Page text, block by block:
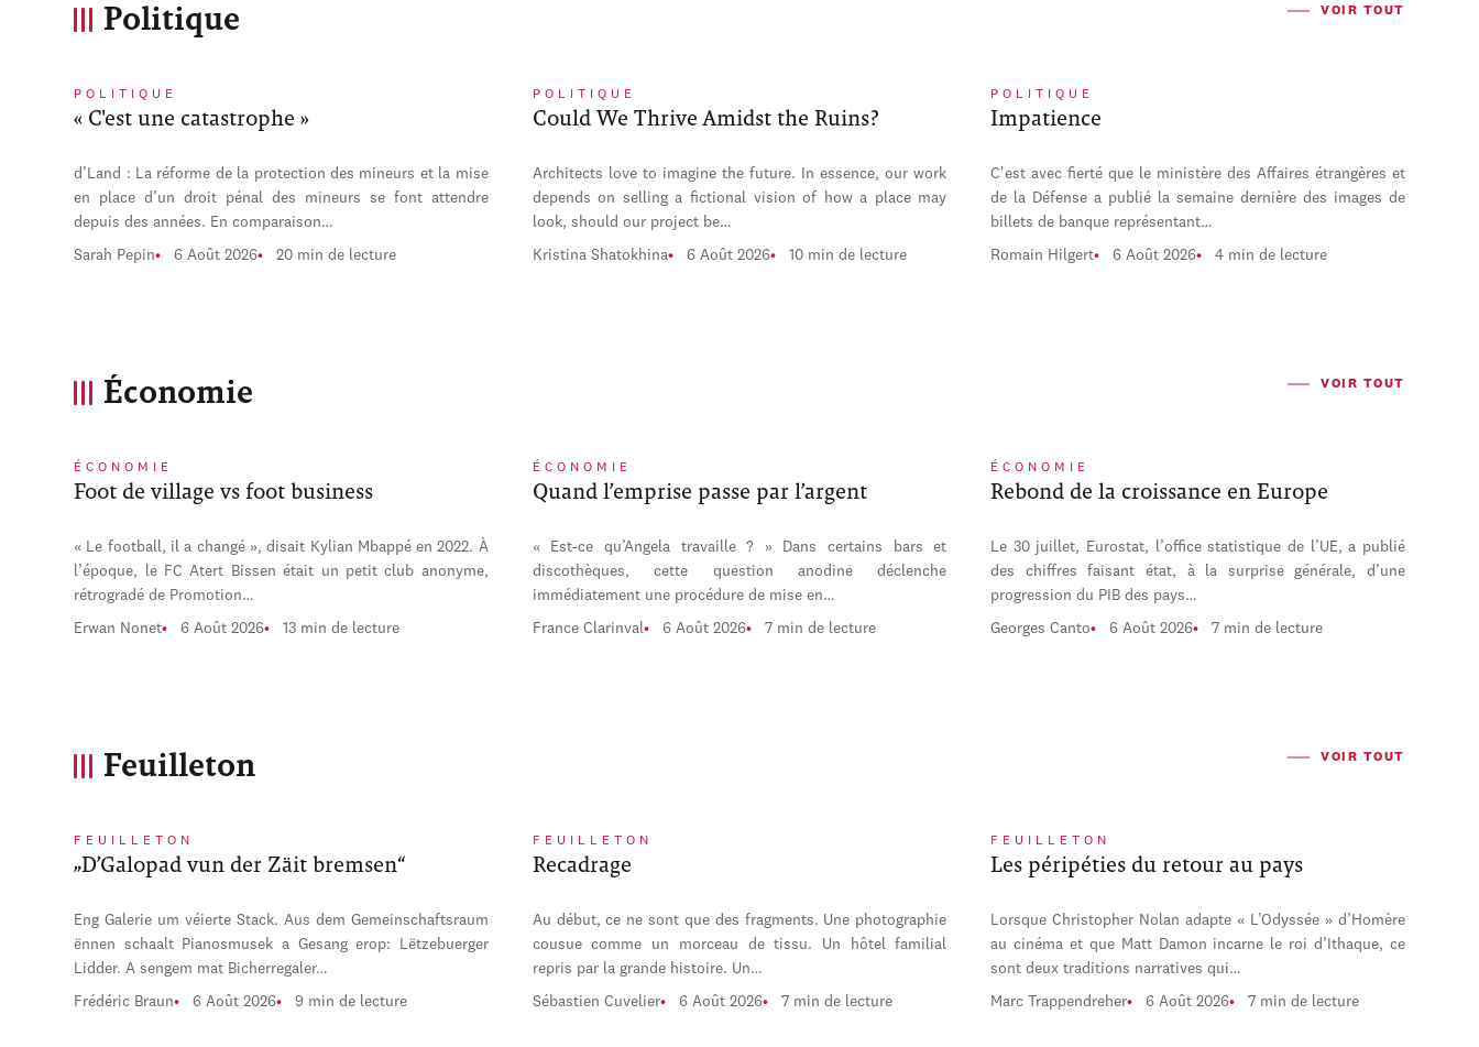
Politique VOIR TOUT
POLITIQUE
« C'est une catastrophe »
d’Land : La réforme de la protection des mineurs et la mise
en place d’un droit pénal des mineurs se font attendre
depuis des années. En comparaison…
Sarah Pepin 6 Août 2026 20 min de lecture
POLITIQUE
Could We Thrive Amidst the Ruins?
Architects love to imagine the future. In essence, our work
depends on selling a fictional vision of how a place may
look, should our project be…
Kristina Shatokhina 6 Août 2026 10 min de lecture
POLITIQUE
Impatience
C'est avec fierté que le ministère des Affaires étrangères et
de la Défense a publié la semaine dernière des images de
billets de banque représentant…
Romain Hilgert 6 Août 2026 4 min de lecture
Économie VOIR TOUT
ÉCONOMIE
Foot de village vs foot business
« Le football, il a changé », disait Kylian Mbappé en 2022. À
l’époque, le FC Atert Bissen était un petit club anonyme,
rétrogradé de Promotion…
Erwan Nonet 6 Août 2026 13 min de lecture
ÉCONOMIE
Quand l’emprise passe par l’argent
« Est-ce qu’Angela travaille ? » Dans certains bars et
discothèques, cette question anodine déclenche
immédiatement une procédure de mise en…
France Clarinval 6 Août 2026 7 min de lecture
ÉCONOMIE
Rebond de la croissance en Europe
Le 30 juillet, Eurostat, l’office statistique de l’UE, a publié
des chiffres faisant état, à la surprise générale, d’une
progression du PIB des pays…
Georges Canto 6 Août 2026 7 min de lecture
Feuilleton VOIR TOUT
FEUILLETON
„D’Galopad vun der Zäit bremsen“
Eng Galerie um véierte Stack. Aus dem Gemeinschaftsraum
ënnen schaalt Pianosmusek a Gesang erop: Lëtzebuerger
Lidder. A sengem mat Bicherregaler…
Frédéric Braun 6 Août 2026 9 min de lecture
FEUILLETON
Recadrage
Au début, ce ne sont que des fragments. Une photographie
cousue comme un morceau de tissu. Un hôtel familial
repris par la grande histoire. Un…
Sébastien Cuvelier 6 Août 2026 7 min de lecture
FEUILLETON
Les péripéties du retour au pays
Lorsque Christopher Nolan adapte « L’Odyssée » d’Homère
au cinéma et que Matt Damon incarne le roi d’Ithaque, ce
sont deux traditions narratives qui…
Marc Trappendreher 6 Août 2026 7 min de lecture